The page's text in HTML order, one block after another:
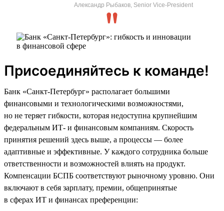
Александр Рыбаков, Senior Vice-President
Присоединяйтесь к команде!
Банк «Санкт-Петербург» располагает большими
финансовыми и технологическими возможностями,
но не теряет гибкости, которая недоступна крупнейшим
федеральным ИТ- и финансовым компаниям. Скорость
принятия решений здесь выше, а процессы — более
адаптивные и эффективные. У каждого сотрудника больше
ответственности и возможностей влиять на продукт.
Компенсации БСПБ соответствуют рыночному уровню. Они
включают в себя зарплату, премии, общепринятые
в сферах ИТ и финансах преференции: